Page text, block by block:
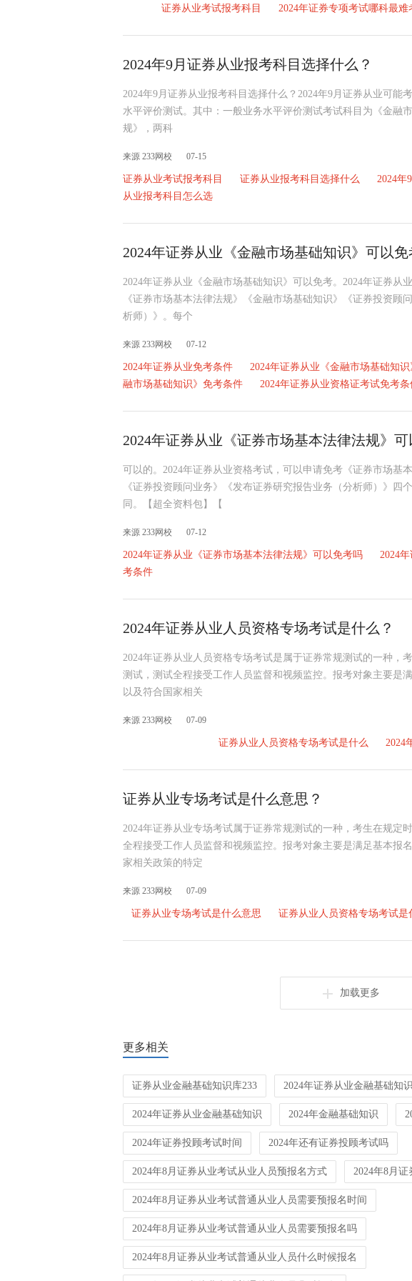
证券从业考试报考科目 2024年证券专项考试哪科最难
2024年9月证券从业报考科目选择什么？
2024年9月证券从业报考科目选择什么？2024年9月证券从业可能
水平评价测试。其中：一般业务水平评价测试考试科目为《金融
规》，两科
来源 233网校 07-15
证券从业考试报考科目 证券从业报考科目选择什么 2024年
从业报考科目怎么选
2024年证券从业《金融市场基础知识》可以免
2024年证券从业《金融市场基础知识》可以免考。2024年证券从
《证券市场基本法律法规》《金融市场基础知识》《证券投资顾
析师）》。每个
来源 233网校 07-12
2024年证券从业免考条件 2024年证券从业《金融市场基础知
融市场基础知识》免考条件
2024年证券从业资格证考试免考条
2024年证券从业《证券市场基本法律法规》可
可以的。2024年证券从业资格考试，可以申请免考《证券市场基
《证券投资顾问业务》《发布证券研究报告业务（分析师）》四
同。【超全资料包】【
来源 233网校 07-12
2024年证券从业《证券市场基本法律法规》可以免考吗
2024
考条件
2024年证券从业人员资格专场考试是什么？
2024年证券从业人员资格专场考试是属于证券常规测试的一种，
测试，测试全程接受工作人员监督和视频监控。报考对象主要是
以及符合国家相关
来源 233网校 07-09
证券从业人员资格专场考试是什么 2024
证券从业专场考试是什么意思？
2024年证券从业专场考试属于证券常规测试的一种，考生在规定
全程接受工作人员监督和视频监控。报考对象主要是满足基本报
家相关政策的特定
来源 233网校 07-09
证券从业专场考试是什么意思 证券从业人员资格专场考试是
加载更多
更多相关
证券从业金融基础知识库233 2024年证券从业金融基础知
2024年证券从业金融基础知识 2024年金融基础知识
2024年证券投顾考试时间 2024年还有证券投顾考试吗
2024年8月证券从业考试从业人员预报名方式 2024年8月
2024年8月证券从业考试普通从业人员需要预报名时间
2024年8月证券从业考试普通从业人员需要预报名吗
2024年8月证券从业考试普通从业人员什么时候报名